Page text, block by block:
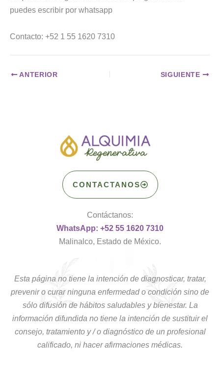
puedes escribir por whatsapp
Contacto: +52 1 55 1620 7310
ANTERIOR SIGUIENTE
CONTACTANOS
Contáctanos:
WhatsApp: +52 55 1620 7310
Malinalco, Estado de México.
Esta página no tiene la intención de diagnosticar, tratar,
prevenir o curar ninguna enfermedad o condición sino de
sólo difusión de hábitos saludables y bienestar. La
información difundida no tiene la intención de sustituir el
consejo, tratamiento y / o diagnóstico de un profesional
calificado, ni hacer afirmaciones médicas.